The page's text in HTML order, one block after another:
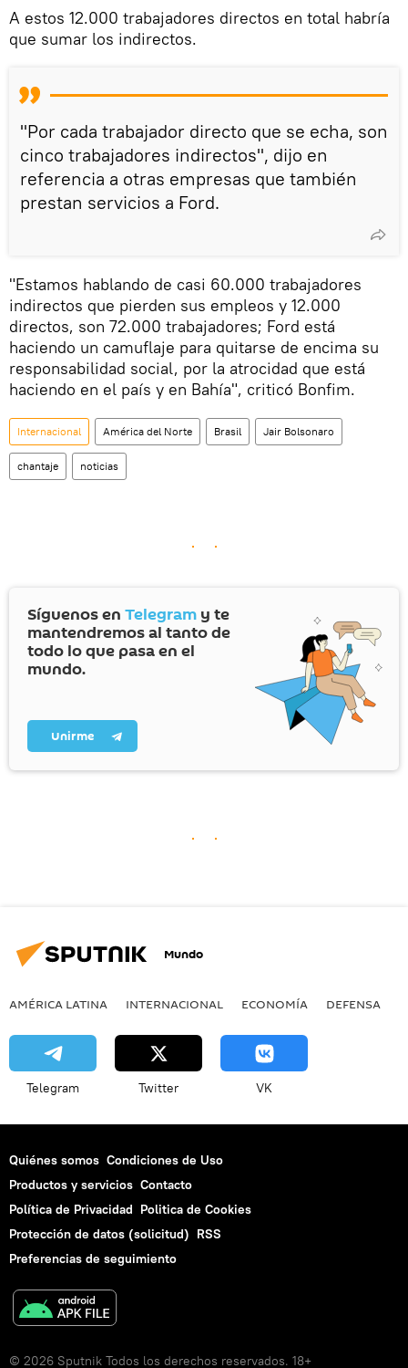
A estos 12.000 trabajadores directos en total habría
que sumar los indirectos.
"Por cada trabajador directo que se echa, son
cinco trabajadores indirectos", dijo en
referencia a otras empresas que también
prestan servicios a Ford.
"Estamos hablando de casi 60.000 trabajadores
indirectos que pierden sus empleos y 12.000
directos, son 72.000 trabajadores; Ford está
haciendo un camuflaje para quitarse de encima su
responsabilidad social, por la atrocidad que está
haciendo en el país y en Bahía", criticó Bonfim.
Internacional América del Norte Brasil Jair Bolsonaro
chantaje noticias
Síguenos en Telegram y te
mantendremos al tanto de
todo lo que pasa en el
mundo.
Unirme
Mundo
AMÉRICA LATINA INTERNACIONAL ECONOMÍA DEFENSA
Telegram Twitter VK
Quiénes somos Condiciones de Uso
Productos y servicios Contacto
Política de Privacidad Politica de Cookies
Protección de datos (solicitud) RSS
Preferencias de seguimiento
© 2026 Sputnik Todos los derechos reservados. 18+